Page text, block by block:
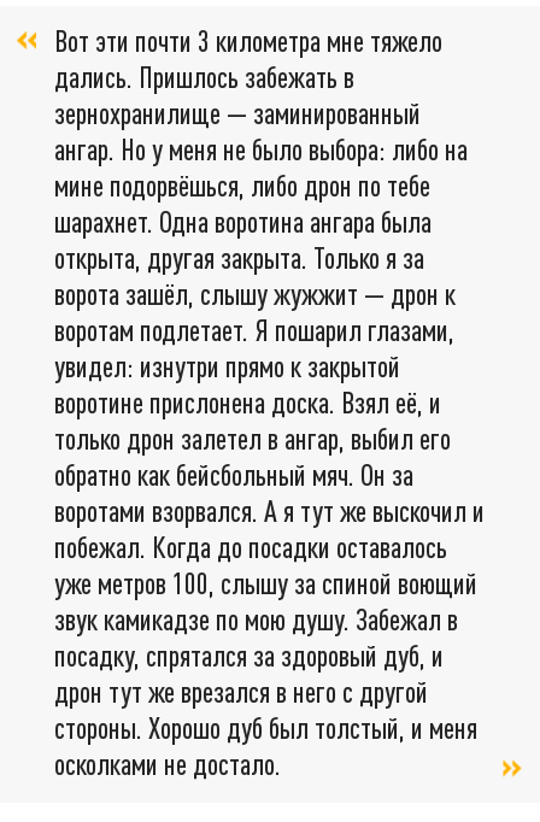
Вот эти почти 3 километра мне тяжело
дались. Пришлось забежать в
зернохранилище — заминированный
ангар. Но у меня не было выбора: либо на
мине подорвёшься, либо дрон по тебе
шарахнет. Одна воротина ангара была
открыта, другая закрыта. Только я за
ворота зашёл, слышу жужжит — дрон к
воротам подлетает. Я пошарил глазами,
увидел: изнутри прямо к закрытой
воротине прислонена доска. Взял её, и
только дрон залетел в ангар, выбил его
обратно как бейсбольный мяч. Он за
воротами взорвался. А я тут же выскочил и
побежал. Когда до посадки оставалось
уже метров 100, слышу за спиной воющий
звук камикадзе по мою душу. Забежал в
посадку, спрятался за здоровый дуб, и
дрон тут же врезался в него с другой
стороны. Хорошо дуб был толстый, и меня
осколками не достало.